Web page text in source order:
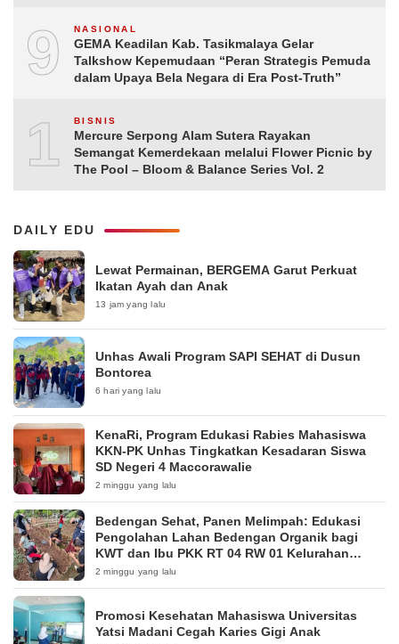
9 NASIONAL
GEMA Keadilan Kab. Tasikmalaya Gelar
Talkshow Kepemudaan “Peran Strategis Pemuda
dalam Upaya Bela Negara di Era Post-Truth”
10BISNIS
Mercure Serpong Alam Sutera Rayakan
Semangat Kemerdekaan melalui Flower Picnic by
The Pool – Bloom & Balance Series Vol. 2
DAILY EDU
Lewat Permainan, BERGEMA Garut Perkuat
Ikatan Ayah dan Anak
13 jam yang lalu
Unhas Awali Program SAPI SEHAT di Dusun
Bontorea
6 hari yang lalu
KenaRi, Program Edukasi Rabies Mahasiswa
KKN-PK Unhas Tingkatkan Kesadaran Siswa
SD Negeri 4 Maccorawalie
2 minggu yang lalu
Bedengan Sehat, Panen Melimpah: Edukasi
Pengolahan Lahan Bedengan Organik bagi
KWT dan Ibu PKK RT 04 RW 01 Kelurahan
Pakintelan
2 minggu yang lalu
Promosi Kesehatan Mahasiswa Universitas
Yatsi Madani Cegah Karies Gigi Anak